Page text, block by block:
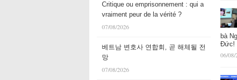
Critique ou emprisonnement : qui a
vraiment peur de la vérité ?
07/08/2026
베트남 변호사 연합회, 곧 해체될 전
망
07/08/2026
bà
Đức!
06/08/